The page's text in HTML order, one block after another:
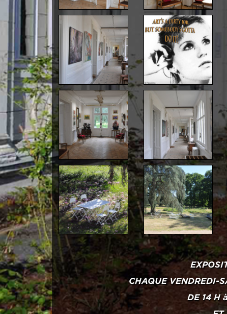
CHAQUE VENDREDI-
DE 14 H